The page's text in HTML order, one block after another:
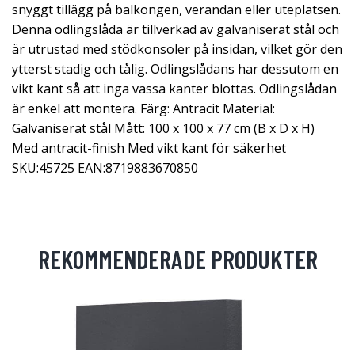
snyggt tillägg på balkongen, verandan eller uteplatsen.
Denna odlingslåda är tillverkad av galvaniserat stål och
är utrustad med stödkonsoler på insidan, vilket gör den
ytterst stadig och tålig. Odlingslådans har dessutom en
vikt kant så att inga vassa kanter blottas. Odlingslådan
är enkel att montera. Färg: Antracit Material:
Galvaniserat stål Mått: 100 x 100 x 77 cm (B x D x H)
Med antracit-finish Med vikt kant för säkerhet
SKU:45725 EAN:8719883670850
REKOMMENDERADE PRODUKTER